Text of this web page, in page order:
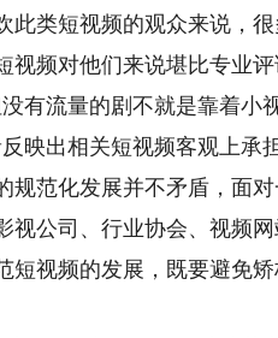
此类短视频的观众来说，
视频对他们来说堪比专业
有流量的剧不就是靠着小
映出相关短视频客观上承
范化发展并不矛盾，面对
视公司、行业协会、视频
视频的发展，既要避免